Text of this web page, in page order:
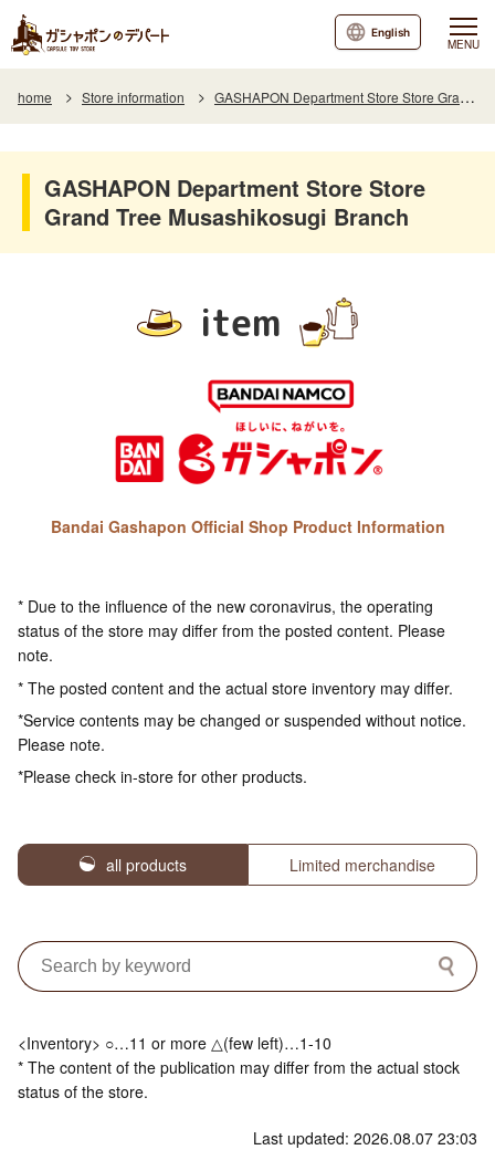
MENU
English
home Store information GASHAPON Department Store Store Grand Tree Musashikosugi Branch
GASHAPON Department Store Store
Grand Tree Musashikosugi Branch
item
Bandai Gashapon Official Shop Product Information
* Due to the influence of the new coronavirus, the operating
status of the store may differ from the posted content. Please
note.
* The posted content and the actual store inventory may differ.
*Service contents may be changed or suspended without notice.
Please note.
*Please check in-store for other products.
all products Limited merchandise
<Inventory> ○…11 or more △(few left)…1-10
* The content of the publication may differ from the actual stock
status of the store.
Last updated: 2026.08.07 23:03